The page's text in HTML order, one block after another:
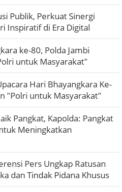
Publik, Perkuat Sinergi
Inspiratif di Era Digital
ke-80, Polda Jambi
untuk Masyarakat"
Hari Bhayangkara Ke-
"Polri untuk Masyarakat"
Pangkat, Kapolda: Pangkat
Meningkatkan
Pers Ungkap Ratusan
dan Tindak Pidana Khusus